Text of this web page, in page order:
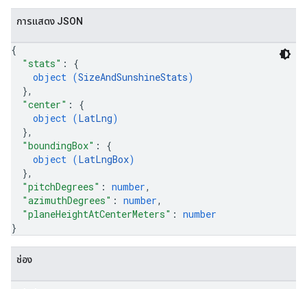
การแสดง JSON
{
"stats" : {
object (SizeAndSunshineStats)
},
"center" : {
object (LatLng)
},
"boundingBox" : {
object (LatLngBox)
},
"pitchDegrees" : number,
"azimuthDegrees" : number,
"planeHeightAtCenterMeters" : number
}
ช่อง